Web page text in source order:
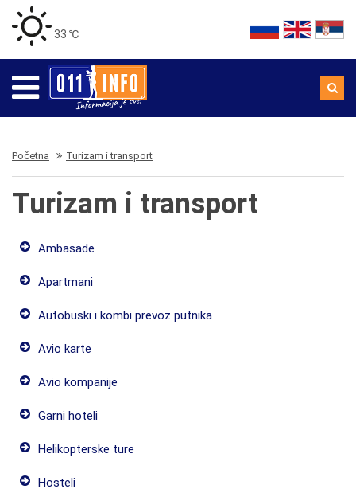
33 ℃
Početna Turizam i transport
Turizam i transport
Ambasade
Apartmani
Autobuski i kombi prevoz putnika
Avio karte
Avio kompanije
Garni hoteli
Helikopterske ture
Hosteli